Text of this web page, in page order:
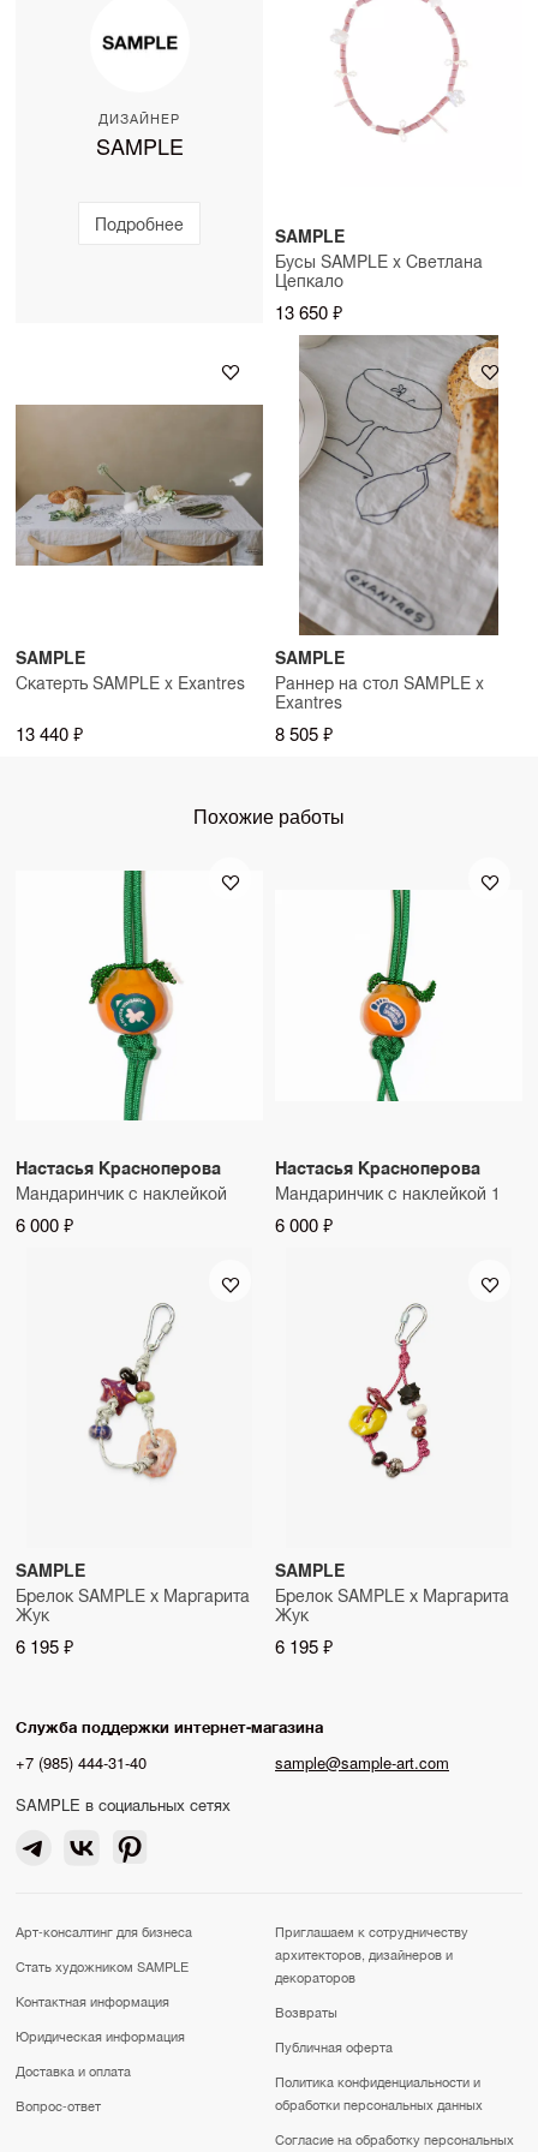
ДИЗАЙНЕР
SAMPLE
Подробнее
SAMPLE
Бусы SAMPLE x Светлана
Цепкало
13 650 ₽
SAMPLE
Скатерть SAMPLE x Exantres
13 440 ₽
SAMPLE
Раннер на стол SAMPLE x
Exantres
8 505 ₽
Похожие работы
Настасья Красноперова
Мандаринчик с наклейкой
6 000 ₽
Настасья Красноперова
Мандаринчик с наклейкой 1
6 000 ₽
SAMPLE
Брелок SAMPLE х Маргарита
Жук
6 195 ₽
SAMPLE
Брелок SAMPLE х Маргарита
Жук
6 195 ₽
Служба поддержки интернет-магазина
+7 (985) 444-31-40
sample@sample-art.com
SAMPLE в социальных сетях
Арт-консалтинг для бизнеса
Стать художником SAMPLE
Контактная информация
Юридическая информация
Доставка и оплата
Вопрос-ответ
Приглашаем к сотрудничеству
архитекторов, дизайнеров и
декораторов
Возвраты
Публичная оферта
Политика конфиденциальности и
обработки персональных данных
Согласие на обработку персональных